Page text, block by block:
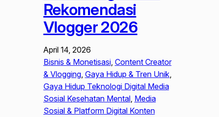
Rekomendasi
Vlogger 2026
April 14, 2026
Bisnis & Monetisasi, Content Creator
& Vlogging, Gaya Hidup & Tren Unik
Gaya Hidup Teknologi Digital Media
Sosial Kesehatan Mental, Media
Sosial & Platform Digital Konten